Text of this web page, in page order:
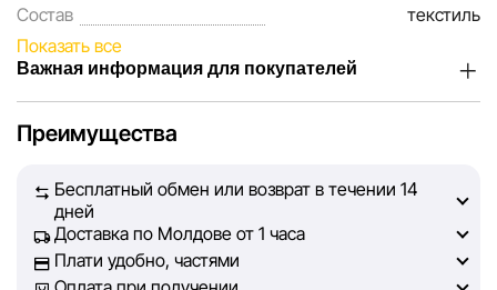
Состав
текстиль
Показать все
Важная информация для покупателей
наших покупателей. Каждый день мы работаем над тем,
на сайте, была максимально полной, объективной и
актуальной. Наша цель — обеспечить вас достоверной
информацией, чтобы вы смогли принять лучшее
решение о покупке.
Преимущества
Бесплатный обмен или возврат в течении 14
дней
Доставка по Молдове от 1 часа
Плати удобно, частями